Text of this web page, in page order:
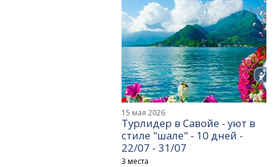
15 мая 2026
Турлидер в Савойе - уют в
стиле "шале" - 10 дней -
22/07 - 31/07
3 места